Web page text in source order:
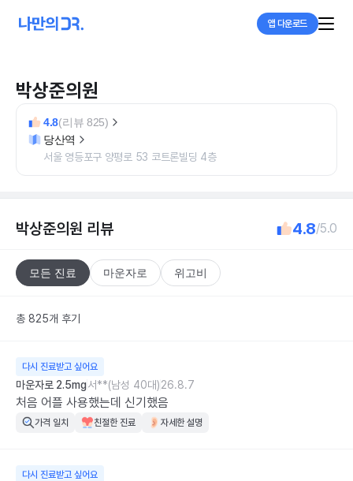
앱 다운로드
박상준의원
4.8(리뷰 825)
당산역
서울 영등포구 양평로 53 코트론빌딩 4층
박상준의원 리뷰 4.8/5.0
모든 진료 마운자로 위고비
총 825개 후기
다시 진료받고 싶어요
마운자로 2.5mg서**(남성 40대)26.8.7
처음 어플 사용했는데 신기했음
가격 일치 친절한 진료 자세한 설명
다시 진료받고 싶어요